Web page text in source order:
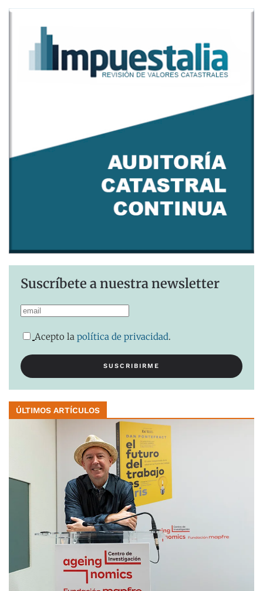
Suscríbete a nuestra newsletter
Acepto la política de privacidad.
ÚLTIMOS ARTÍCULOS